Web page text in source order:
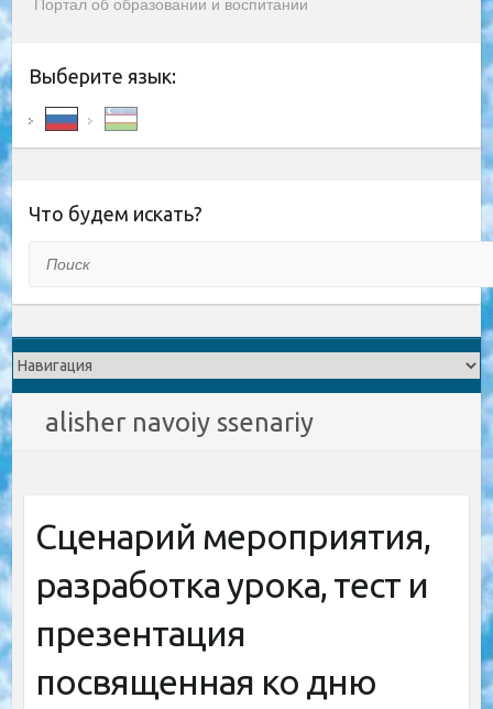
Портал об образовании и воспитании
Выберите язык:
Что будем искать?
alisher navoiy ssenariy
Сценарий мероприятия,
разработка урока, тест и
презентация
посвященная ко дню